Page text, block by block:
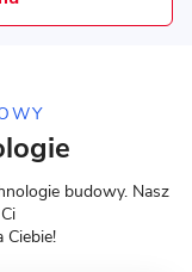
budowy. Nasz